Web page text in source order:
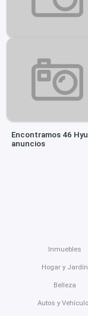
Encontramos 46
anuncios
Inmuebles
Hogar y Jardín
Belleza
Autos y